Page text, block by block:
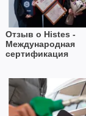
Отзыв о Histes -
Международная
сертификация